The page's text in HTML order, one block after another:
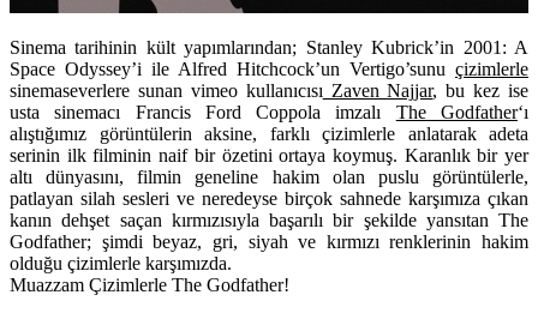
Sinema tarihinin kült yapımlarından; Stanley Kubrick’in 2001: A
Space Odyssey’i ile Alfred Hitchcock’un Vertigo’sunu çizimlerle
sinemaseverlere sunan vimeo kullanıcısı Zaven Najjar, bu kez ise
usta sinemacı Francis Ford Coppola imzalı The Godfather‘ı
alıştığımız görüntülerin aksine, farklı çizimlerle anlatarak adeta
serinin ilk filminin naif bir özetini ortaya koymuş. Karanlık bir yer
altı dünyasını, filmin geneline hakim olan puslu görüntülerle,
patlayan silah sesleri ve neredeyse birçok sahnede karşımıza çıkan
kanın dehşet saçan kırmızısıyla başarılı bir şekilde yansıtan The
Godfather; şimdi beyaz, gri, siyah ve kırmızı renklerinin hakim
olduğu çizimlerle karşımızda.
Muazzam Çizimlerle The Godfather!